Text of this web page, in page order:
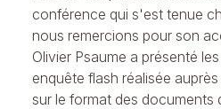
conférence qui s'est tenue
nous remercions pour son
Olivier Psaume a présenté
enquête flash réalisée
sur le format des documents